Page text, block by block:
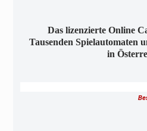
Das lizenzierte Online
Tausenden Spielautomaten
in